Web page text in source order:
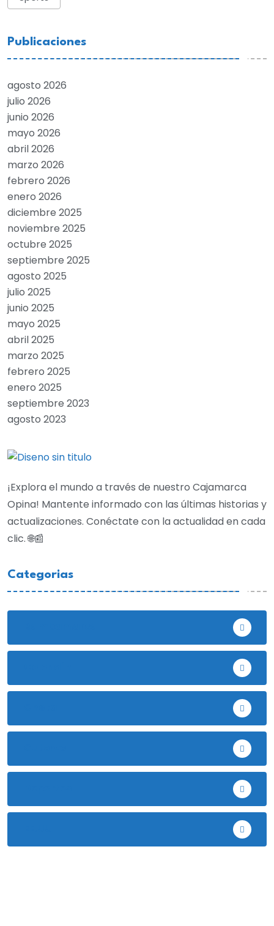
Publicaciones
agosto 2026
julio 2026
junio 2026
mayo 2026
abril 2026
marzo 2026
febrero 2026
enero 2026
diciembre 2025
noviembre 2025
octubre 2025
septiembre 2025
agosto 2025
julio 2025
junio 2025
mayo 2025
abril 2025
marzo 2025
febrero 2025
enero 2025
septiembre 2023
agosto 2023
¡Explora el mundo a través de nuestro Cajamarca
Opina! Mantente informado con las últimas historias y
actualizaciones. Conéctate con la actualidad en cada
clic. 🌐📰
Categorias